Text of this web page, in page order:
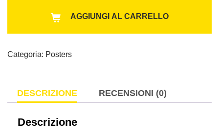
AGGIUNGI AL CARRELLO
Categoria: Posters
DESCRIZIONE RECENSIONI (0)
Descrizione